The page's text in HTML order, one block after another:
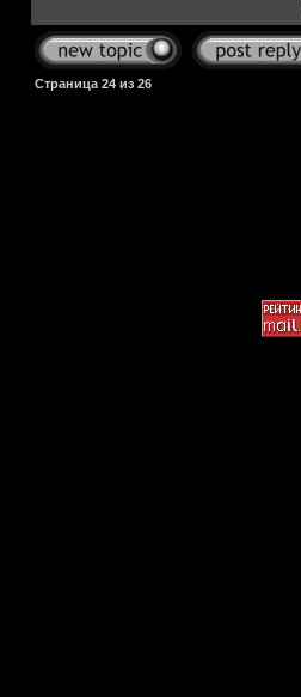
Страница 24 из 26